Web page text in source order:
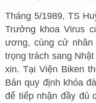
Tháng 5/1989, TS
Trưởng khoa Virus
ương, cùng cử
trọng trách sang
xin. Tại Viện Biken
Bản quy định khóa
để tiếp nhận đầy đủ